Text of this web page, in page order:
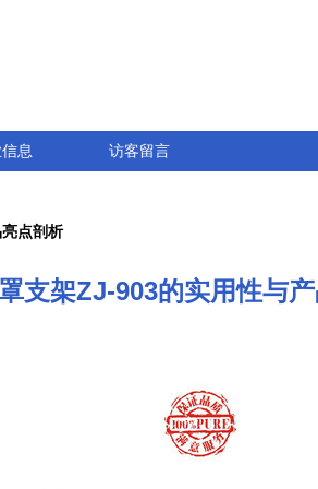
息 访客留言
点剖析
支架ZJ-903的实用性与